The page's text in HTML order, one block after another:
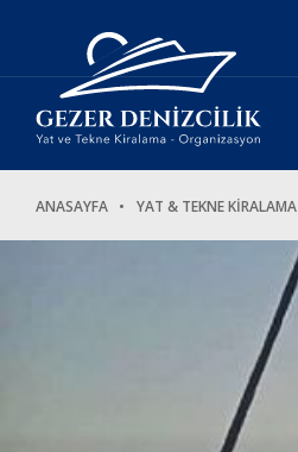
ANASAYFA YAT & TEKNE KİRALAMA